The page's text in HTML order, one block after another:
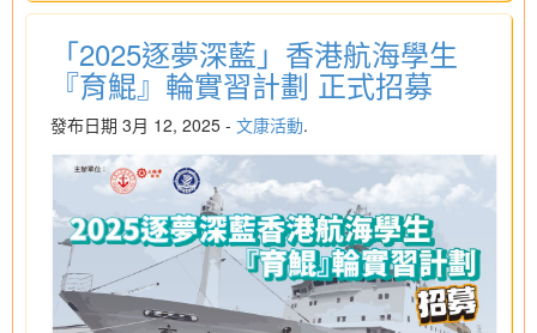
「2025逐夢深藍」香港航海學生
『育鯤』輪實習計劃 正式招募
發布日期 3月 12, 2025 - 文康活動.